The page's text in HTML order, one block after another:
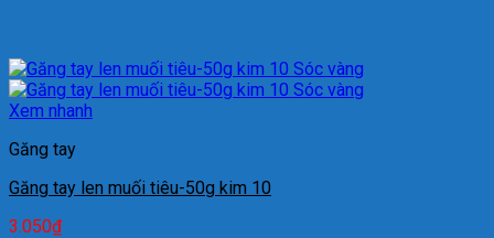
Xem nhanh
Găng tay
Găng tay len muối tiêu-50g kim 10
3.050₫